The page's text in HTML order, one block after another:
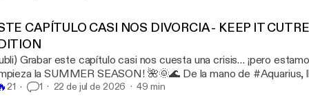
de Dani Fernandez, de Aquarius de limón!! Un clásico
#SIGUEAdelante Gracias a Gingko Sky Bar por dejarnos grabar en su
terraza. 🌟
CAPÍTULO CASI NOS DIVORCIA - KEEP IT
una crisis… ¡pero estamos de vuelta!
la SUMMER SEASON! 🌺🌞🌊 De la mano de #Aquarius, llegan cuatro
especiales que no os vais a querer perder. Porque, aunque
21 1 22 de jul de 2026 49 min